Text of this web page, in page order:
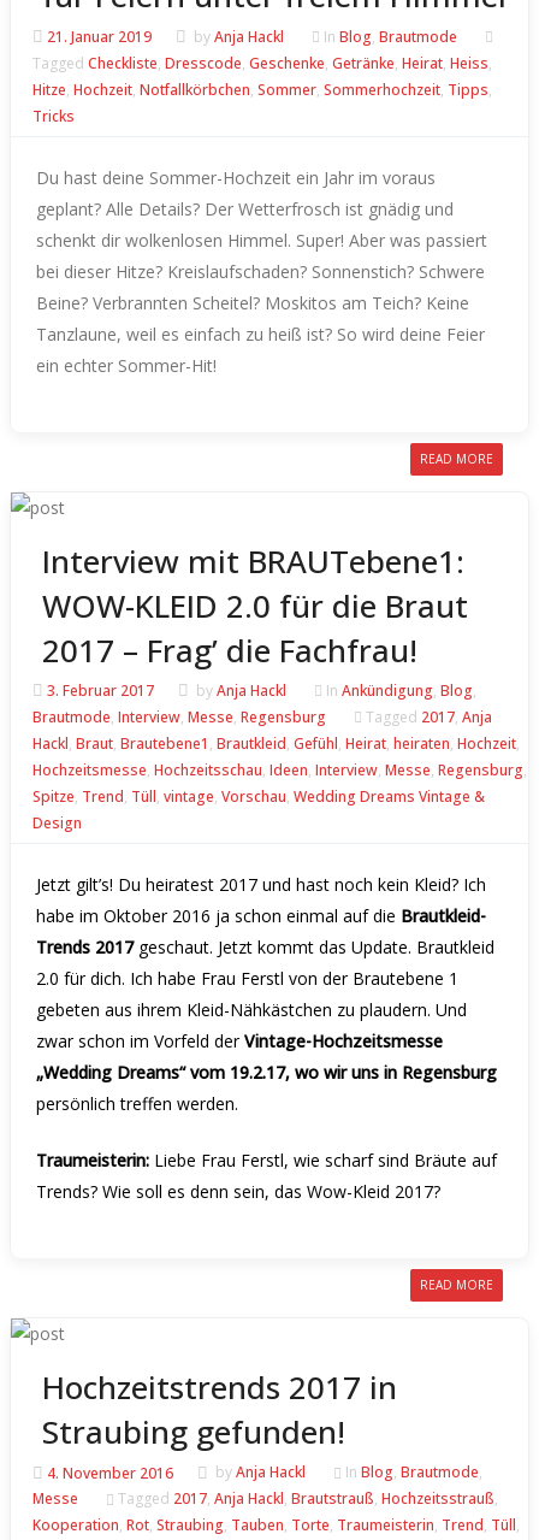
21. Januar 2019 byAnja Hackl In Blog, Brautmode
Tagged Checkliste, Dresscode, Geschenke, Getränke, Heirat, Heiss,
Hitze, Hochzeit, Notfallkörbchen, Sommer, Sommerhochzeit, Tipps,
Tricks
Du hast deine Sommer-Hochzeit ein Jahr im voraus
geplant? Alle Details? Der Wetterfrosch ist gnädig und
schenkt dir wolkenlosen Himmel. Super! Aber was passiert
bei dieser Hitze? Kreislaufschaden? Sonnenstich? Schwere
Beine? Verbrannten Scheitel? Moskitos am Teich? Keine
Tanzlaune, weil es einfach zu heiß ist? So wird deine Feier
ein echter Sommer-Hit!
READ MORE
Interview mit BRAUTebene1:
WOW-KLEID 2.0 für die Braut
2017 – Frag’ die Fachfrau!
3. Februar 2017 byAnja Hackl In Ankündigung, Blog,
Brautmode, Interview, Messe, Regensburg Tagged 2017, Anja
Hackl, Braut, Brautebene1 , Brautkleid, Gefühl, Heirat, heiraten, Hochzeit,
Hochzeitsmesse, Hochzeitsschau, Ideen, Interview, Messe, Regensburg,
Spitze, Trend, Tüll, vintage, Vorschau, Wedding Dreams Vintage &
Design
Jetzt gilt’s! Du heiratest 2017 und hast noch kein Kleid? Ich
habe im Oktober 2016 ja schon einmal auf die Brautkleid-
Trends 2017geschaut. Jetzt kommt das Update. Brautkleid
2.0 für dich. Ich habe Frau Ferstl von der Brautebene 1
gebeten aus ihrem Kleid-Nähkästchen zu plaudern. Und
zwar schon im Vorfeld derVintage-Hochzeitsmesse
„Wedding Dreams“ vom 19.2.17, wo wir uns in Regensburg
persönlich treffen werden.
Traumeisterin: Liebe Frau Ferstl, wie scharf sind Bräute auf
Trends? Wie soll es denn sein, das Wow-Kleid 2017?
READ MORE
Hochzeitstrends 2017 in
Straubing gefunden!
4. November 2016 byAnja Hackl In Blog, Brautmode,
Messe
Tagged 2017, Anja Hackl, Brautstrauß, Hochzeitsstrauß,
Kooperation, Rot, Straubing, Tauben, Torte, Traumeisterin, Trend, Tüll,